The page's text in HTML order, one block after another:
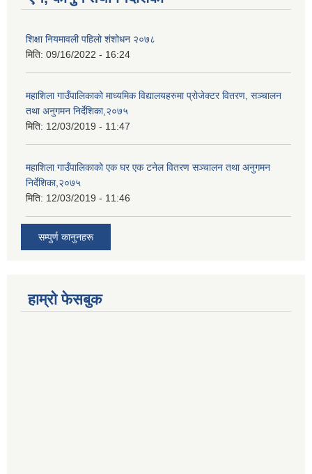
शिक्षा नियमावली पहिलो शंशोधन २०७८
मिति: 09/16/2022 - 16:24
महाशिला गाउँपालिकाको माध्यमिक विद्यालयहरुमा प्रोजेक्टर वितरण, सञ्चालन
तथा अनुगमन निर्देशिका,२०७५
मिति: 12/03/2019 - 11:47
महाशिला गाउँपालिकाको एक घर एक टनेल वितरण सञ्चालन तथा अनुगमन
निर्देशिका,२०७५
मिति: 12/03/2019 - 11:46
सम्पुर्ण कानुनहरू
हाम्रो फेसबुक